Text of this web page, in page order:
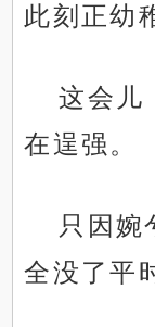
此刻正幼
这会儿
在逞强。
只因婉
全没了平